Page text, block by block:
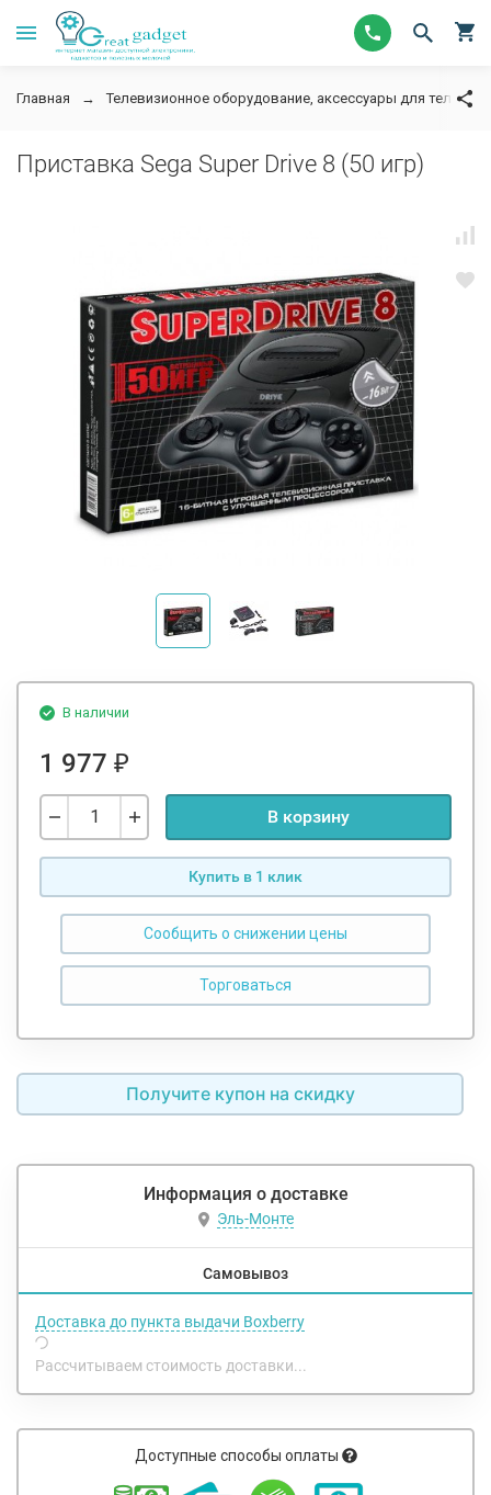
Главная Телевизионное оборудование, аксессуары для
Приставка Sega Super Drive 8 (50 игр)
В наличии
1 977 ₽
В корзину
Купить в 1 клик
Сообщить о снижении цены
Получите купон на скидку
Информация о доставке
Эль-Монте
Самовывоз
Доставка до пункта выдачи Boxberry
Рассчитываем стоимость доставки...
Доступные способы оплаты